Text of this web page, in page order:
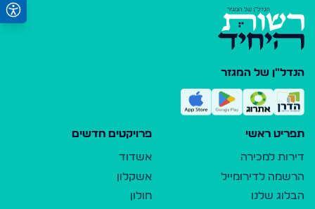
הנדל"ן של המגזר
תפריט ראשי
דירות למכירה
הרשמה לדירומייל
הבלוג שלנו
פרויקטים חדשים
אשדוד
אשקלון
חולון